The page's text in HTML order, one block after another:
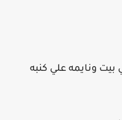
بيت ونايمه علي كنبه